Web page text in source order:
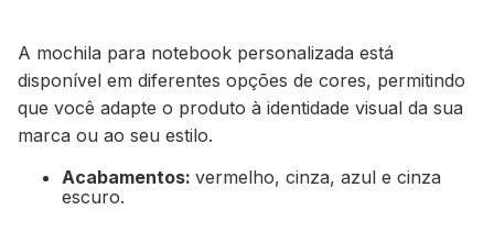
A mochila para notebook personalizada está
disponível em diferentes opções de cores, permitindo
que você adapte o produto à identidade visual da sua
marca ou ao seu estilo.
Acabamentos: vermelho, cinza, azul e cinza
escuro.